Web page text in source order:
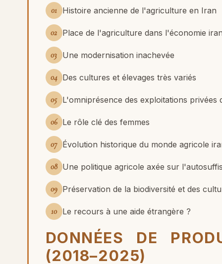
01 Histoire ancienne de l'agriculture en Iran
02 Place de l'agriculture dans l'économie
03 Une modernisation inachevée
04 Des cultures et élevages très variés
05 L'omniprésence des exploitations privées
06 Le rôle clé des femmes
07 Évolution historique du monde agricole
08 Une politique agricole axée sur
09 Préservation de la biodiversité et des
10 Le recours à une aide étrangère ?
DONNÉES DE
(2018–2025)